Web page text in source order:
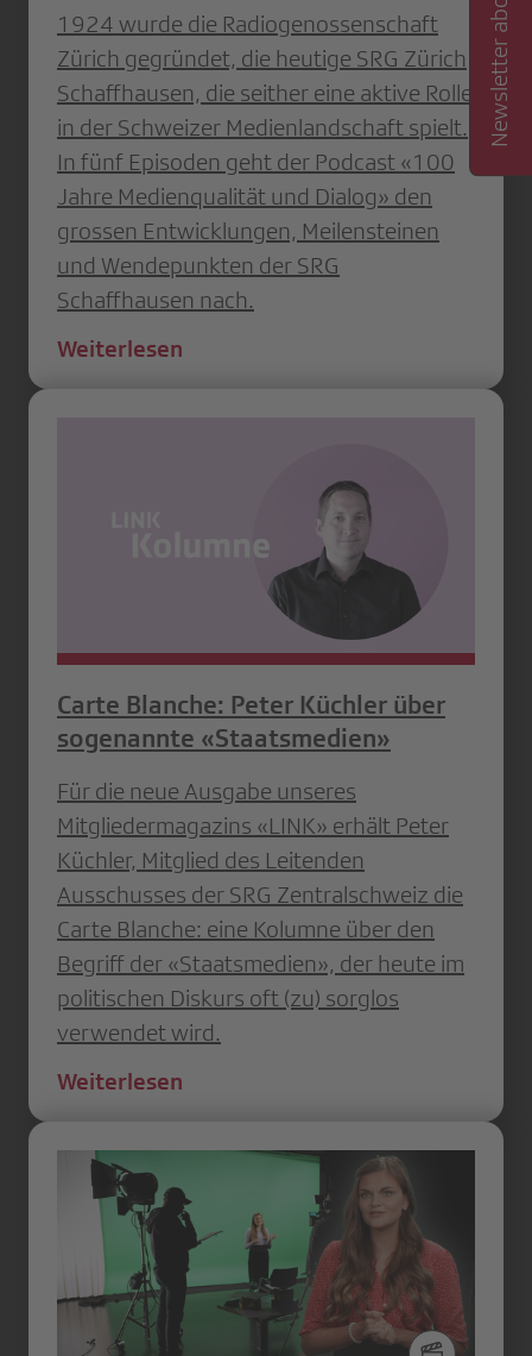
1924 wurde die Radiogenossenschaft
Zürich ge­gründet, die heutige SRG Zürich
Schaffhausen, die seither eine aktive Rolle
in der Schweizer Medienlandschaft spielt.
In fünf Episoden geht der Podcast «100
Jahre Medienqualität und Dialog» den
grossen Entwicklungen, Meilensteinen
und Wendepunkten der SRG
Schaffhausen nach.
Weiterlesen
Carte Blanche: Peter Küchler über
sogenannte «Staatsmedien»
Für die neue Ausgabe unseres
Mitgliedermagazins «LINK» erhält Peter
Küchler, Mitglied des Leitenden
Ausschusses der SRG Zentralschweiz die
Carte Blanche: eine Kolumne über den
Begriff der «Staatsmedien», der heute im
politischen Diskurs oft (zu) sorglos
verwendet wird.
Weiterlesen